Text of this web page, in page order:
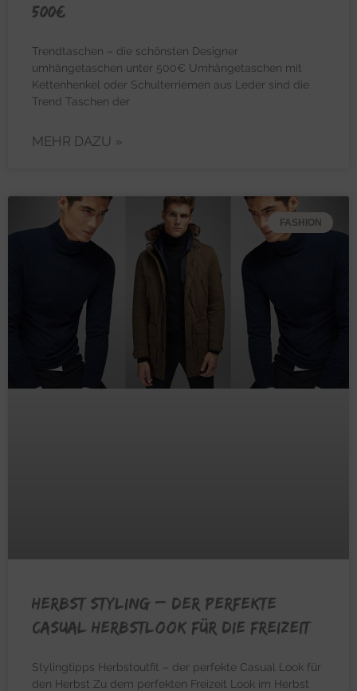
500€
Trendtaschen – die schönsten Designer
umhängetaschen unter 500€ Umhängetaschen mit
Kettenhenkel oder Schulterriemen aus Leder sind die
Trend Taschen der
MEHR DAZU »
FASHION
HERBST STYLING – Der perfekte
casual Herbstlook für die Freizeit
Stylingtipps Herbstoutfit – der perfekte Casual Look für
den Herbst Zu dem perfekten Freizeit Look im Herbst